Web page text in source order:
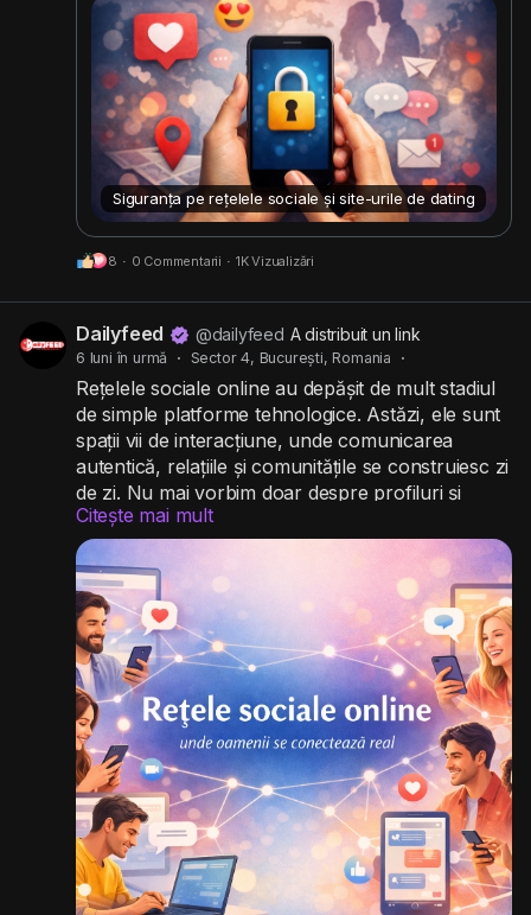
Siguranța pe rețelele sociale și site-urile de dating
8 · 0 Commentarii · 1K Vizualizări
Dailyfeed @dailyfeed A distribuit un link
6 luni în urmă · Sector 4, București, Romania ·
Rețelele sociale online au depășit de mult stadiul
de simple platforme tehnologice. Astăzi, ele sunt
spații vii de interacțiune, unde comunicarea
autentică, relațiile și comunitățile se construiesc zi
de zi. Nu mai vorbim doar despre profiluri și
mesaje, ci despre oameni care se caută, se
descoperă și se conectează.
#retelesociale #comunitate
Citește mai mult